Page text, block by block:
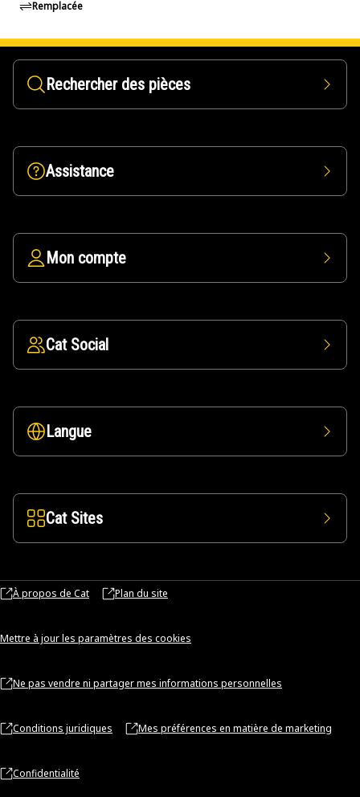
Remplacée
Rechercher des pièces
Assistance
Mon compte
Cat Social
Langue
Cat Sites
À propos de Cat Plan du site
Mettre à jour les paramètres des cookies
Ne pas vendre ni partager mes informations personnelles
Conditions juridiques Mes préférences en matière de marketing
Confidentialité